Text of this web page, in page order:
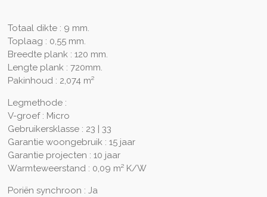
Totaal dikte : 9 mm.
Toplaag : 0,55 mm.
Breedte plank : 120 mm.
Lengte plank : 720mm.
Pakinhoud : 2,074 m²
Legmethode :
V-groef : Micro
Gebruikersklasse : 23 | 33
Garantie woongebruik : 15 jaar
Garantie projecten : 10 jaar
Warmteweerstand : 0,09 m² K/W
Poriën synchroon : Ja